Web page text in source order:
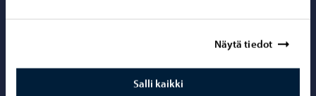
Näytä tiedot
Salli kaikki
Instagram